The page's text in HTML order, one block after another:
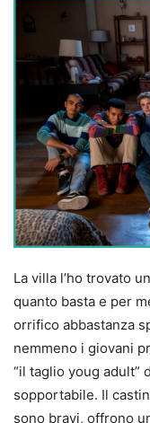
La villa l’ho trovato
quanto basta e per
orrifico abbastanza
nemmeno i giovani
“il taglio youg adult”
sopportabile. Il
sono bravi, offrono